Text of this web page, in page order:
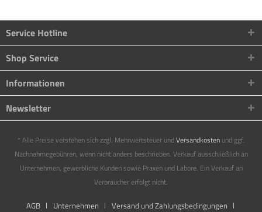
Service Hotline
Shop Service
Informationen
Newsletter
* Alle Preise verstehen sich zzgl. Mehrwertsteuer undVersandkostenund ggf.
Nachnahmegebühren, wenn nicht anders beschrieben. Verkauf ausschließlich an
Unternehmen, gewerbliche Kunden sowie Praxen und Labore. Ein Verkauf an
Verbraucher erfolgt nicht.
AGB Unternehmen Versand und Zahlungsbedingungen